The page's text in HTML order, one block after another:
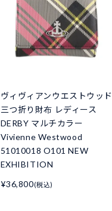
ヴィヴィアンウエストウッド
三つ折り財布 レディース
DERBY マルチカラー
Vivienne Westwood
51010018 O101 NEW
EXHIBITION
¥36,800(税込)